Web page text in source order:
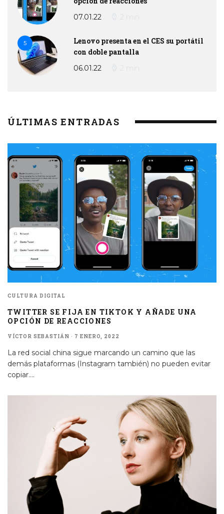
07.01.22
5
Lenovo presenta en el CES su portátil
con doble pantalla
06.01.22
ÚLTIMAS ENTRADAS
CULTURA DIGITAL
TWITTER SE FIJA EN TIKTOK Y AÑADE UNA
OPCIÓN DE REACCIONES
VÍCTOR SEBASTIÁN · 7 ENERO, 2022
La red social china sigue marcando un camino que las
demás plataformas (Instagram también) no pueden evitar
copiar....